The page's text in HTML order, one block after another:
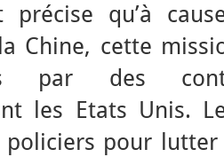
précise qu’à
Chine, cette
par des
les Etats Unis.
policiers pour